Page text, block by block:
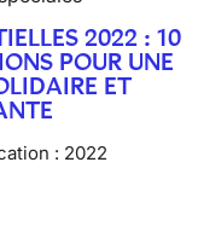
2022 : 10
POUR UNE
ET
: 2022